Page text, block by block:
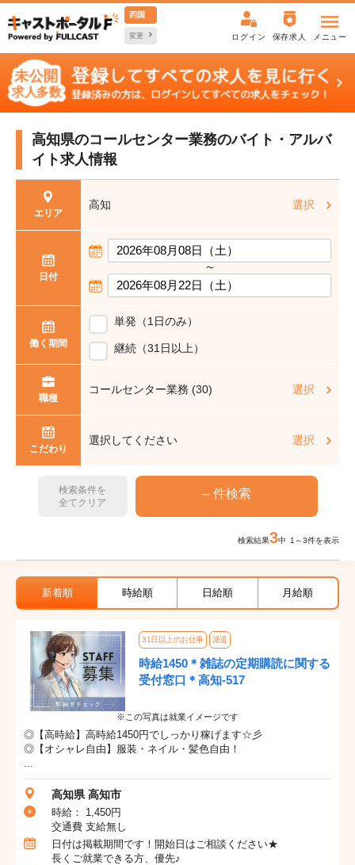
四国
変更 ログイン 保存求人 メニュー
高知県のコールセンター業務のバイト・アルバ
イト求人情報
エリア
高知 選択
日付
〜
働く期間
単発（1日のみ）
継続（31日以上）
職種
コールセンター業務 (30) 選択
こだわり
選択してください 選択
検索条件を
全てクリア
検索結果3中 1～3件を表示
新着順 時給順 日給順 月給順
31日以上のお仕事 派遣
時給1450＊雑誌の定期購読に関する
受付窓口＊高知-517
※この写真は就業イメージです
◎【高時給】高時給1450円でしっかり稼げます☆彡
◎【オシャレ自由】服装・ネイル・髪色自由！
高知県 高知市
時給： 1,450円
交通費 支給無し
日付は掲載期間です！開始日はご相談ください★
長くご就業できる方、優先♪